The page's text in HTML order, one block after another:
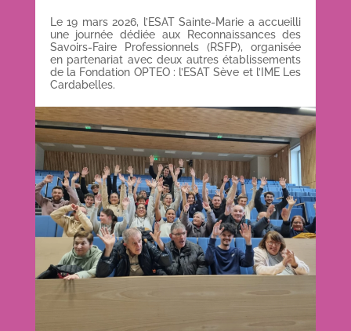
Le 19 mars 2026, l’ESAT Sainte-Marie a accueilli
une journée dédiée aux Reconnaissances des
Savoirs-Faire Professionnels (RSFP), organisée
en partenariat avec deux autres établissements
de la Fondation OPTEO : l’ESAT Sève et l’IME Les
Cardabelles.